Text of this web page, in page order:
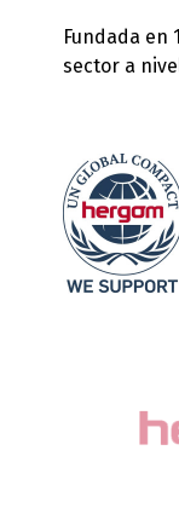
Fundada en
sector a